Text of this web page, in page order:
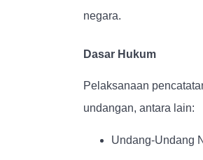
negara.
Dasar Hukum
Pelaksanaan
undangan, antara lain:
Undang-Undang